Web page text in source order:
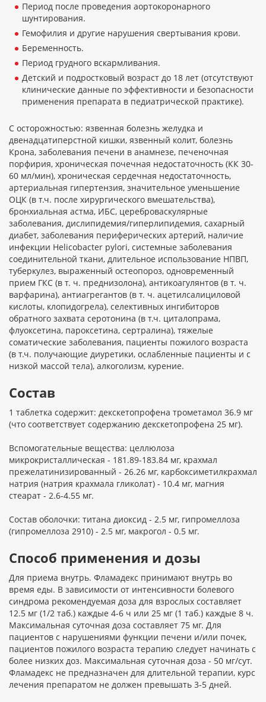
Период после проведения аортокоронарного
шунтирования.
Гемофилия и другие нарушения свертывания крови.
Беременность.
Период грудного вскармливания.
Детский и подростковый возраст до 18 лет (отсутствуют
клинические данные по эффективности и безопасности
применения препарата в педиатрической практике).
С осторожностью: язвенная болезнь желудка и
двенадцатиперстной кишки, язвенный колит, болезнь
Крона, заболевания печени в анамнезе, печеночная
порфирия, хроническая почечная недостаточность (КК 30-
60 мл/мин), хроническая сердечная недостаточность,
артериальная гипертензия, значительное уменьшение
ОЦК (в т.ч. после хирургического вмешательства),
бронхиальная астма, ИБС, цереброваскулярные
заболевания, дислипидемия/гиперлипидемия, сахарный
диабет, заболевания периферических артерий, наличие
инфекции Нelicobacter pylori, системные заболевания
соединительной ткани, длительное использование НПВП,
туберкулез, выраженный остеопороз, одновременный
прием ГКС (в т. ч. преднизолона), антикоагулянтов (в т. ч.
варфарина), антиагрегантов (в т. ч. ацетилсалициловой
кислоты, клопидогрела), селективных ингибиторов
обратного захвата серотонина (в т.ч. циталопрама,
флуоксетина, пароксетина, сертралина), тяжелые
соматические заболевания, пациенты пожилого возраста
(в т.ч. получающие диуретики, ослабленные пациенты и с
низкой массой тела), алкоголизм, курение.
Состав
1 таблетка содержит: декскетопрофена трометамол 36.9 мг
(что соответствует содержанию декскетопрофена 25 мг).
Вспомогательные вещества: целлюлоза
микрокристаллическая - 181.89-183.84 мг, крахмал
прежелатинизированный - 26.26 мг, карбоксиметилкрахмал
натрия (натрия крахмала гликолат) - 10.4 мг, магния
стеарат - 2.6-4.55 мг.
Состав оболочки: титана диоксид - 2.5 мг, гипромеллоза
(гипромеллоза 2910) - 2.5 мг, макрогол - 0.5 мг.
Способ применения и дозы
Для приема внутрь. Фламадекс принимают внутрь во
время еды. В зависимости от интенсивности болевого
синдрома рекомендуемая доза для взрослых составляет
12.5 мг (1/2 таб.) каждые 4-6 ч или 25 мг (1 таб.) каждые 8 ч.
Максимальная суточная доза составляет 75 мг. Для
пациентов с нарушениями функции печени и/или почек,
пациентов пожилого возраста терапию следует начинать с
более низких доз. Максимальная суточная доза - 50 мг/сут.
Фламадекс не предназначен для длительной терапии, курс
лечения препаратом не должен превышать 3-5 дней.